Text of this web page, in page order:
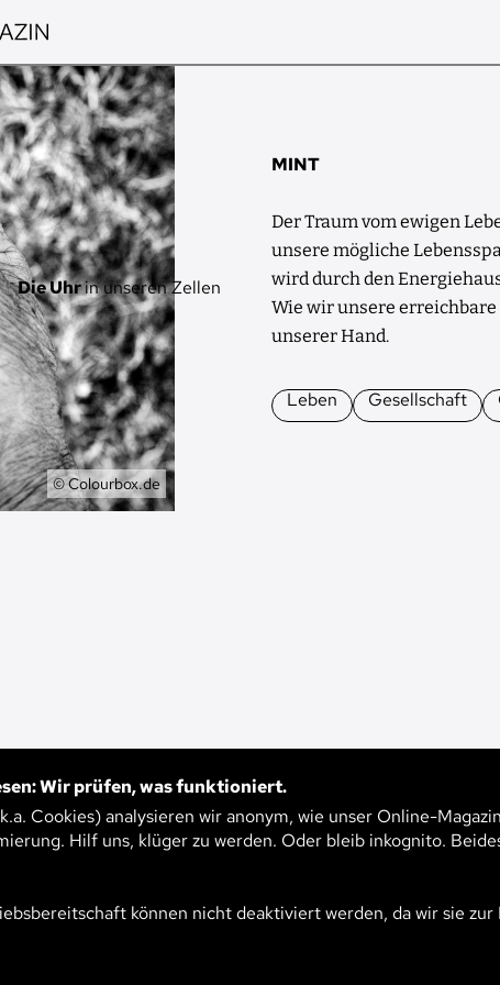
Eigentümer
© Colourbox.de
Die Uhrin unseren Zellen
MINT
Der Traum vom ewigen
unsere mögliche
wird durch den
Wie wir unsere
unserer Hand.
Leben Gesellschaft
VON
UNSER
731
Wir prüfen, was funktioniert.
Cookies) analysieren wir anonym, wie unser Online-
Hilf uns, klüger zu werden. Oder bleib inkognito.
können nicht deaktiviert werden, da wir sie